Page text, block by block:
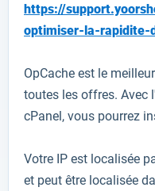
https://
optimiser-la-rapidite-
OpCache est le
toutes les offres. Avec
cPanel, vous pourrez
Votre IP est localisée
et peut être localisée